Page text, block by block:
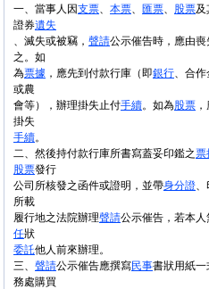
一、當事人因支票、 本票、 匯票、 股票及
證券遺失
、滅失或被竊， 聲請公示催告時，應由
之。如
為票據 ，應先到付款行庫（即銀行、合
或農
會等），辦理掛失止付手續。如為股票
掛失
手續。
二、然後持付款行庫所書寫蓋妥印鑑之票
股票發行
公司所核發之函件或證明，並帶身分證、
所載
履行地之法院辦理聲請公示催告，若本
任狀
委託他人前來辦理。
三、 聲請公示催告應撰寫民事書狀用紙一
務處購買